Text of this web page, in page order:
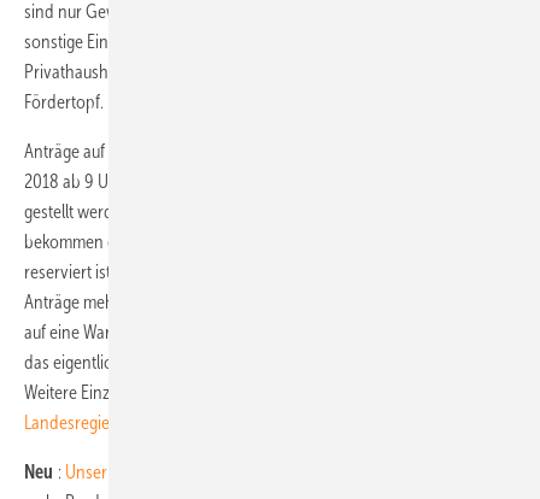
sind nur Gewerbebetriebe, Tourismus- und Freizeitunternehmen und
sonstige Einrichtungen berechtigt, einen Förderantrag zu stellen.
Privathaushalte bekommen keine Unterstützung aus diesem
Fördertopf.
Anträge auf einen Investitionszuschuss können am 12. November
2018 ab 9 Uhr beim
gestellt werden. Die Anträge, die zuerst eingereicht werden,
bekommen die Unterstützung. Sobald das gesamte Förderbudget
reserviert ist, nehmen die Beamten in St. Pölten keine weiteren
Anträge mehr entgegen. Allerdings werden maximal 20 Antragsteller
auf eine Warteliste gesetzt. Diese kommen zum Zuge, falls ein Projekt,
das eigentliche einen Zuschuss bekommen hätte, nicht realisiert wird.
Weitere Einzelheiten finden Sie auf der
Landesregierung
Neu : Unser Newsletter